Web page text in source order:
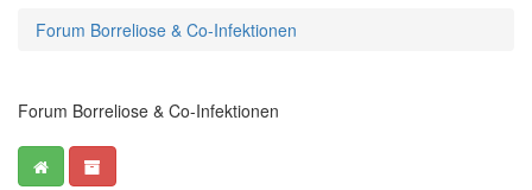
Forum Borreliose & Co-Infektionen
Forum Borreliose & Co-Infektionen